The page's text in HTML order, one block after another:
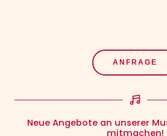
ANFRAGE
Neue Angebote an unserer
mitmachen!